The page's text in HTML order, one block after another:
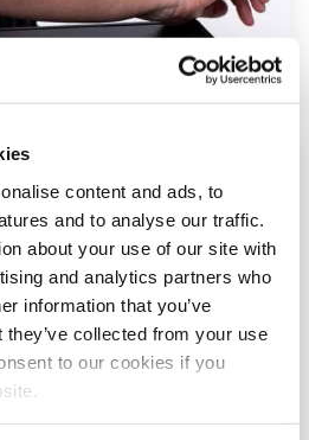
content and ads, to
and to analyse our traffic.
about your use of our site with
and analytics partners who
information that you’ve
collected from your use
to our cookies if you